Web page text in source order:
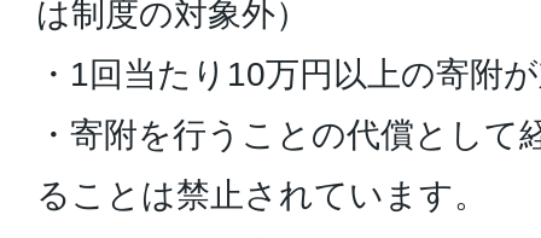
は制度の対象外）
・1回当たり10万円以上の寄附
・寄附を行うことの代償として
ることは禁止されています。